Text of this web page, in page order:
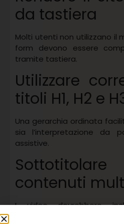
da tastiera
Molti utenti non utilizzano il
form devono essere
tramite tastiera.
Utilizzare
titoli H1, H2 e
Una gerarchia ordinata
sia l’interpretazione da
assistive.
contenuti
I video dovrebbero